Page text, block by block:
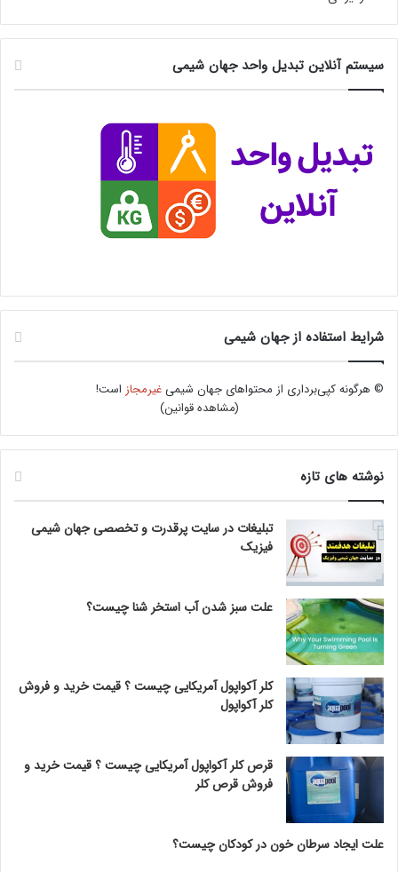
سیستم آنلاین تبدیل واحد جهان شیمی
شرایط استفاده از جهان شیمی
© هرگونه کپی‌برداری از محتواهای جهان شیمیغیرمجاز است!
(مشاهده قوانین)
نوشته های تازه
تبلیغات در سایت پرقدرت و تخصصی جهان شیمی
فیزیک
علت سبز شدن آب استخر شنا چیست؟
کلر آکواپول آمریکایی چیست ؟ قیمت خرید و فروش
کلر آکواپول
قرص کلر آکواپول آمریکایی چیست ؟ قیمت خرید و
فروش قرص کلر
علت ایجاد سرطان خون در کودکان چیست؟